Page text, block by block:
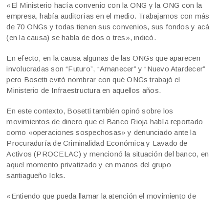
«El Ministerio hacía convenio con la ONG y la ONG con la
empresa, había auditorías en el medio. Trabajamos con más
de 70 ONGs y todas tienen sus convenios, sus fondos y acá
(en la causa) se habla de dos o tres», indicó.
En efecto, en la causa algunas de las ONGs que aparecen
involucradas son “Futuro”, “Amanecer” y “Nuevo Atardecer”
pero Bosetti evitó nombrar con qué ONGs trabajó el
Ministerio de Infraestructura en aquellos años.
En este contexto, Bosetti también opinó sobre los
movimientos de dinero que el Banco Rioja había reportado
como «operaciones sospechosas» y denunciado ante la
Procuraduría de Criminalidad Económica y Lavado de
Activos (PROCELAC) y mencionó la situación del banco, en
aquel momento privatizado y en manos del grupo
santiagueño Icks.
«Entiendo que pueda llamar la atención el movimiento de